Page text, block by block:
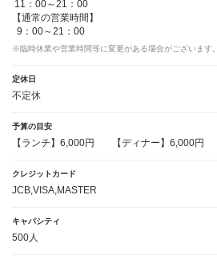
11：00～21：00
【通常の営業時間】
9：00～21：00
※臨時休業や営業時間等に変更がある場合がございます。
定休日
不定休
予算の目安
【ランチ】6,000円 【ディナー】6,000円
クレジットカード
JCB,VISA,MASTER
キャパシティ
500人